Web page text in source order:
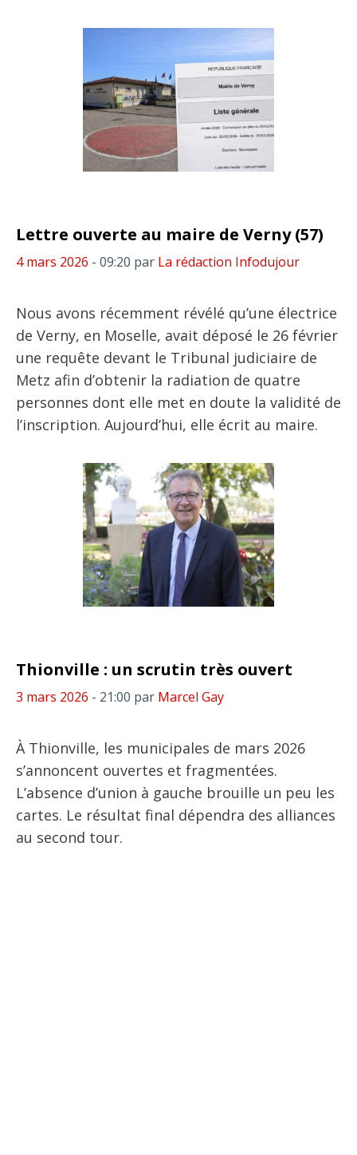
Lettre ouverte au maire de Verny (57)
4 mars 2026 - 09:20 par La rédaction Infodujour
Nous avons récemment révélé qu’une électrice
de Verny, en Moselle, avait déposé le 26 février
une requête devant le Tribunal judiciaire de
Metz afin d’obtenir la radiation de quatre
personnes dont elle met en doute la validité de
l’inscription. Aujourd’hui, elle écrit au maire.
Thionville : un scrutin très ouvert
3 mars 2026 - 21:00 par Marcel Gay
À Thionville, les municipales de mars 2026
s’annoncent ouvertes et fragmentées.
L’absence d’union à gauche brouille un peu les
cartes. Le résultat final dépendra des alliances
au second tour.